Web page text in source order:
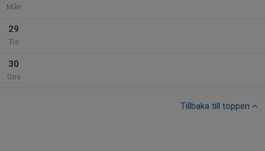
Mån
29
Tis
30
Ons
Tillbaka till toppen